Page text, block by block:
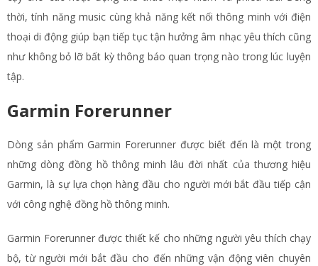
thời, tính năng music cùng khả năng kết nối thông minh với điện
thoại di động giúp bạn tiếp tục tận hưởng âm nhạc yêu thích cũng
như không bỏ lỡ bất kỳ thông báo quan trọng nào trong lúc luyện
tập.
Garmin Forerunner
Dòng sản phẩm Garmin Forerunner được biết đến là một trong
những dòng đồng hồ thông minh lâu đời nhất của thương hiệu
Garmin, là sự lựa chọn hàng đầu cho người mới bắt đầu tiếp cận
với công nghệ đồng hồ thông minh.
Garmin Forerunner được thiết kế cho những người yêu thích chạy
bộ, từ người mới bắt đầu cho đến những vận động viên chuyên